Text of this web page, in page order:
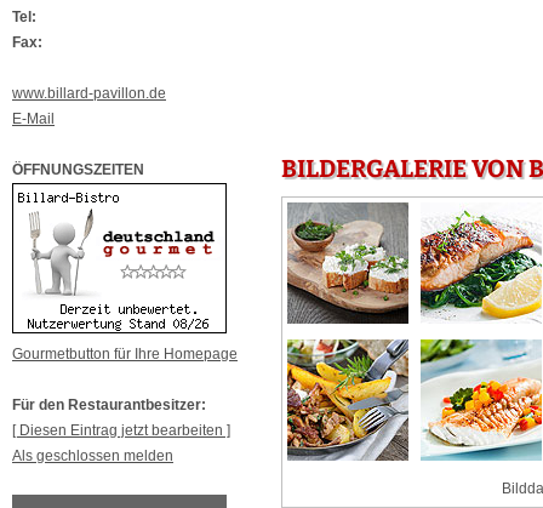
Tel:
Fax:
www.billard-pavillon.de
E-Mail
ÖFFNUNGSZEITEN
Gourmetbutton für Ihre Homepage
Für den Restaurantbesitzer:
[ Diesen Eintrag jetzt bearbeiten ]
Als geschlossen melden
BILDERGALERIE VON